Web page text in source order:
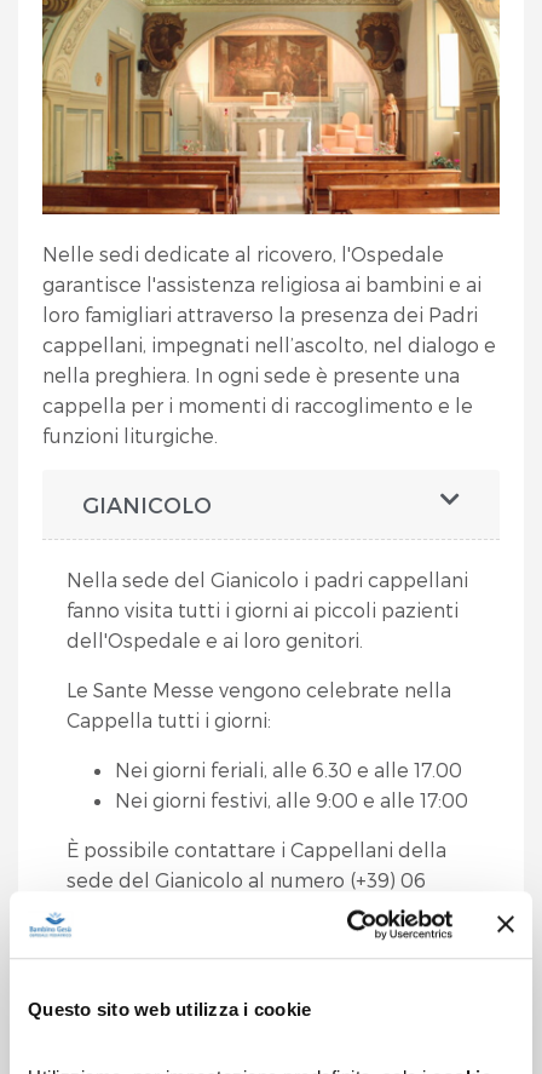
Questo sito web utilizza i cookie
Nelle sedi dedicate al ricovero, l'Ospedale
garantisce l'assistenza religiosa ai bambini e ai
loro famigliari attraverso la presenza dei Padri
cappellani, impegnati nell’ascolto, nel dialogo e
nella preghiera. In ogni sede è presente una
cappella per i momenti di raccoglimento e le
funzioni liturgiche.
GIANICOLO
Nella sede del Gianicolo i padri cappellani
fanno visita tutti i giorni ai piccoli pazienti
dell'Ospedale e ai loro genitori.
Le Sante Messe vengono celebrate nella
Cappella tutti i giorni:
Nei giorni feriali, alle 6.30 e alle 17.00
Nei giorni festivi, alle 9:00 e alle 17:00
È possibile contattare i Cappellani della
sede del Gianicolo al numero (+39) 06
PALIDORO